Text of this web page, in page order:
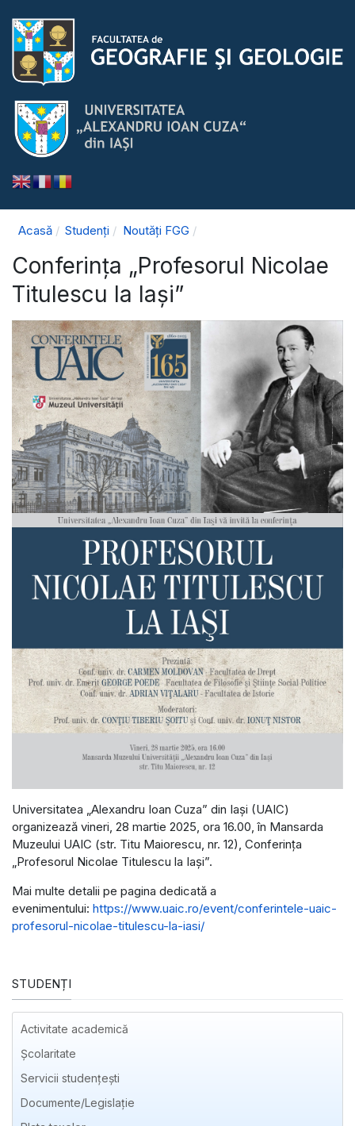
Acasă Studenți Noutăți FGG
Conferința „Profesorul Nicolae
Titulescu la Iași”
Universitatea „Alexandru Ioan Cuza” din Iași (UAIC)
organizează vineri, 28 martie 2025, ora 16.00, în Mansarda
Muzeului UAIC (str. Titu Maiorescu, nr. 12), Conferința
„Profesorul Nicolae Titulescu la Iași”.
Mai multe detalii pe pagina dedicată a
evenimentului: https://www.uaic.ro/event/conferintele-uaic-
profesorul-nicolae-titulescu-la-iasi/
STUDENȚI
Activitate academică
Școlaritate
Servicii studențești
Documente/Legislație